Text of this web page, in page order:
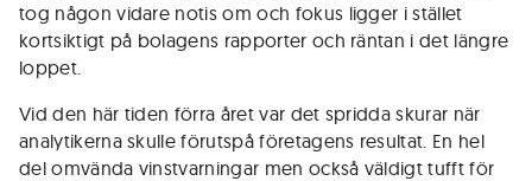
tog någon vidare notis om och fokus ligger i stället
kortsiktigt på bolagens rapporter och räntan i det längre
loppet.
Vid den här tiden förra året var det spridda skurar när
analytikerna skulle förutspå företagens resultat. En hel
del omvända vinstvarningar men också väldigt tufft för